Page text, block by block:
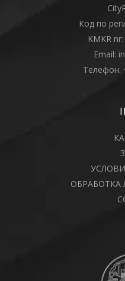
Код по
KMKR
Email:
Телефон:
ОБРАБОТКА